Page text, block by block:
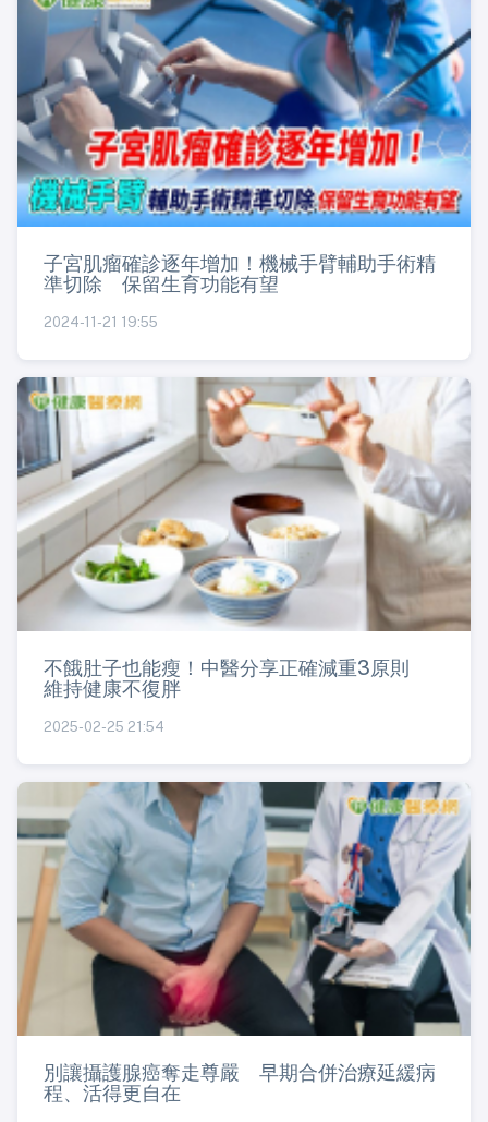
子宮肌瘤確診逐年增加！機械手臂輔助手術精
準切除 保留生育功能有望
2024-11-21 19:55
不餓肚子也能瘦！中醫分享正確減重3原則
維持健康不復胖
2025-02-25 21:54
別讓攝護腺癌奪走尊嚴 早期合併治療延緩病
程、活得更自在